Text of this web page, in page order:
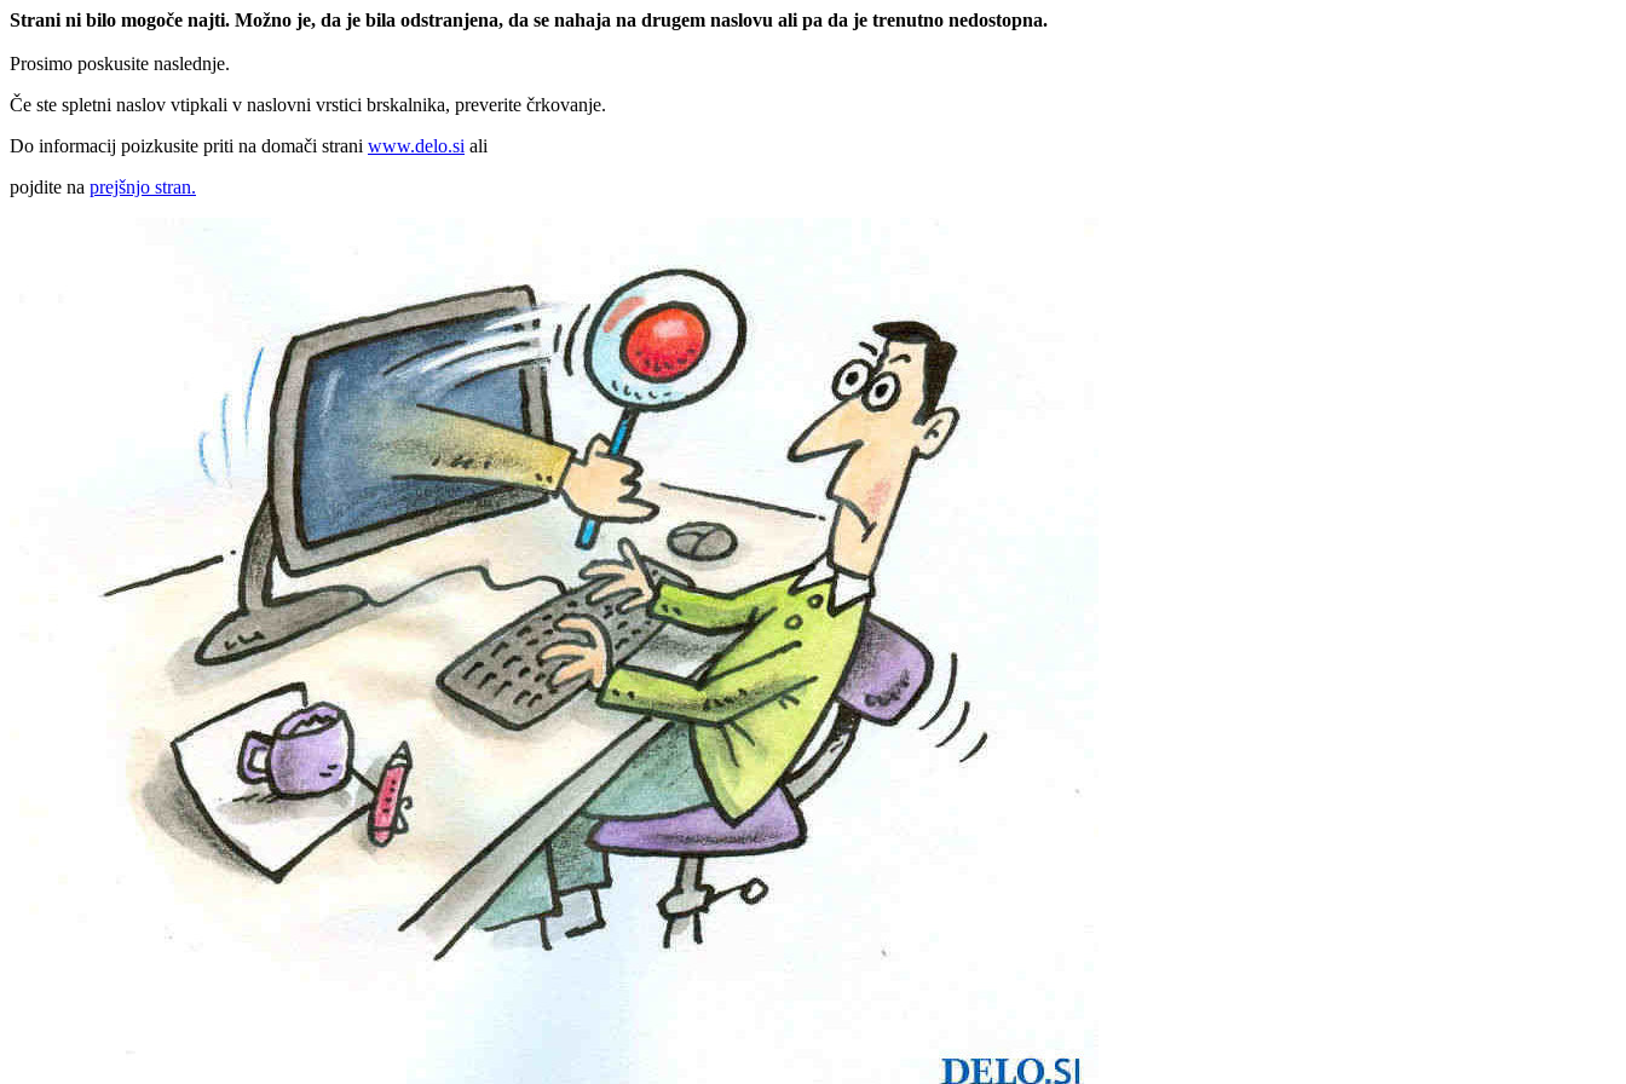
Strani ni bilo mogoče najti. Možno je, da je bila odstranjena, da se nahaja na drugem naslovu ali pa da je trenutno nedostopna.
Prosimo poskusite naslednje.
Če ste spletni naslov vtipkali v naslovni vrstici brskalnika, preverite črkovanje.
Do informacij poizkusite priti na domači strani www.delo.si ali
pojdite na prejšnjo stran.